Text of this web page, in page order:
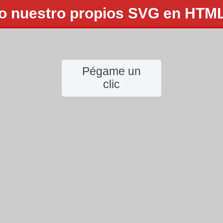
nuestro propios SVG en
Pégame un
clic